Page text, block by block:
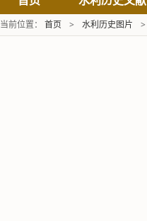
当前位置： 首页 > 水利历史图片 >